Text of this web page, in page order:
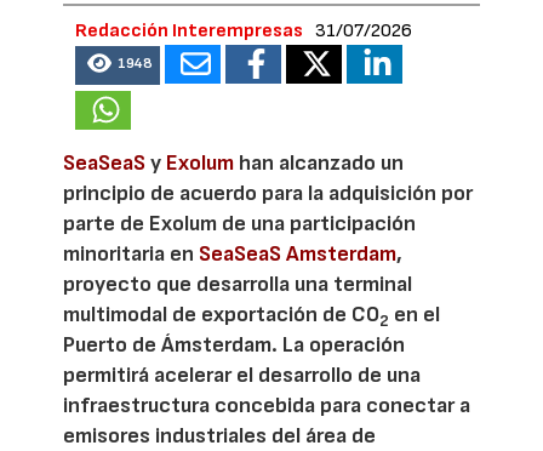
Redacción Interempresas 31/07/2026
1948
SeaSeaSy Exolum han alcanzado un
principio de acuerdo para la adquisición por
parte de Exolum de una participación
minoritaria en SeaSeaS Amsterdam,
proyecto que desarrolla una terminal
multimodal de exportación de CO2 en el
Puerto de Ámsterdam. La operación
permitirá acelerar el desarrollo de una
infraestructura concebida para conectar a
emisores industriales del área de